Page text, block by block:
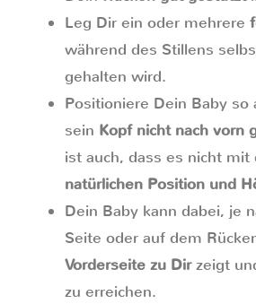
Leg Dir ein oder mehrere
während des Stillens
gehalten wird.
Positioniere Dein Baby
sein Kopf nicht nach vorn
ist auch, dass es nicht
natürlichen Position und
Dein Baby kann dabei, je
Seite oder auf dem
Vorderseite zu Dirzeigt
zu erreichen.